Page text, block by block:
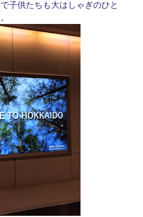
子供たちも大はしゃぎのひと